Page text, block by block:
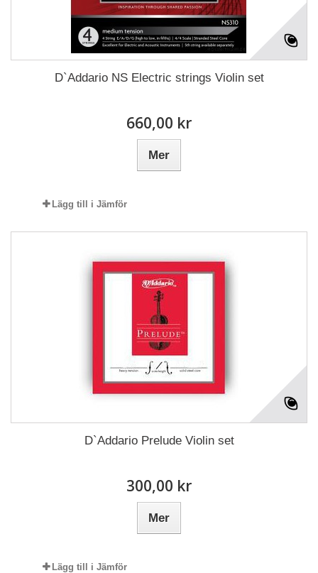
D`Addario NS Electric strings Violin set
660,00 kr
Mer
Lägg till i Jämför
D`Addario Prelude Violin set
300,00 kr
Mer
Lägg till i Jämför